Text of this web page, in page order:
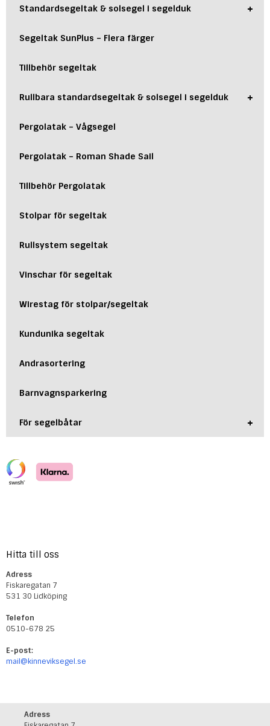
+
Standardsegeltak & solsegel i segelduk
Segeltak SunPlus – Flera färger
Tillbehör segeltak
+
Rullbara standardsegeltak & solsegel i segelduk
Pergolatak – Vågsegel
Pergolatak – Roman Shade Sail
Tillbehör Pergolatak
Stolpar för segeltak
Rullsystem segeltak
Vinschar för segeltak
Wirestag för stolpar/segeltak
Kundunika segeltak
Andrasortering
Barnvagnsparkering
+
För segelbåtar
Hitta till oss
Adress
Fiskaregatan 7
531 30 Lidköping
Telefon
0510-678 25
E-post:
mail@kinneviksegel.se
Adress